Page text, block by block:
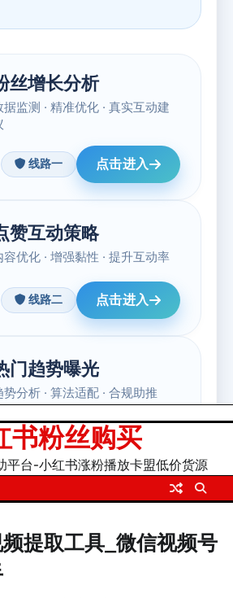
书粉丝购买
平台-小红书涨粉播放卡盟低价货源
提取工具_微信视频号